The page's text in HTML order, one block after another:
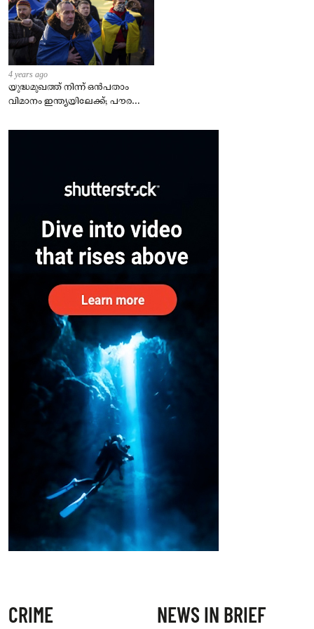
4 years ago
യുദ്ധമുഖത്ത് നിന്ന് ഒൻപതാം
വിമാനം ഇന്ത്യയിലേക്ക്; പൗരന്മാർ
– കേന്ദ്രം
CRIME NEWS IN BRIEF